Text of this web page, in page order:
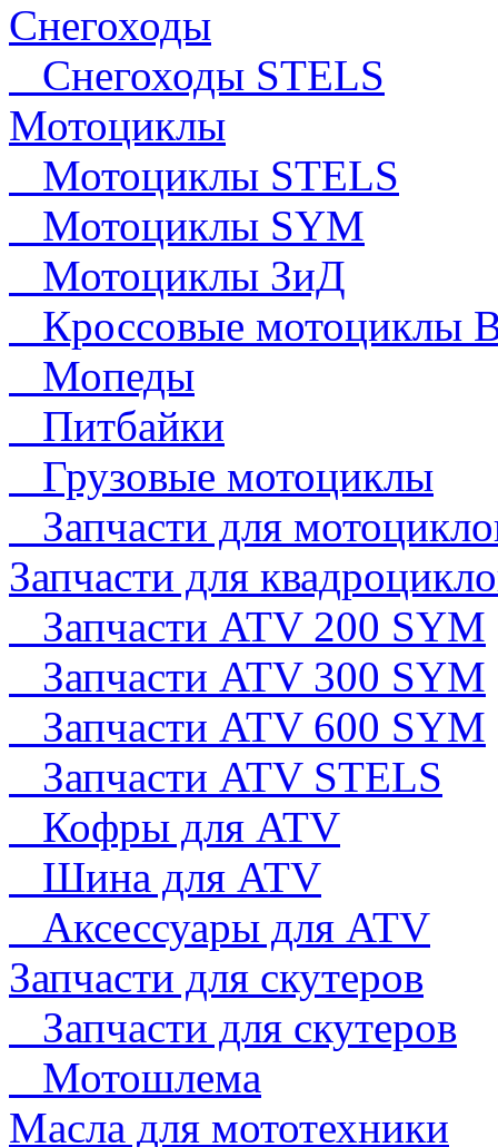
Снегоходы
Снегоходы STELS
Мотоциклы
Мотоциклы STELS
Мотоциклы SYM
Мотоциклы ЗиД
Кроссовые мотоциклы
Мопеды
Питбайки
Грузовые мотоциклы
Запчасти для
Запчасти для
Запчасти ATV 200 SYM
Запчасти ATV 300 SYM
Запчасти ATV 600 SYM
Запчасти ATV STELS
Кофры для ATV
Шина для ATV
Аксессуары для ATV
Запчасти для скутеров
Запчасти для скутеров
Мотошлема
Масла для мототехники